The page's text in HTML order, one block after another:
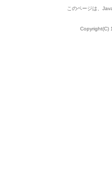
このページは、
Copyright(C)